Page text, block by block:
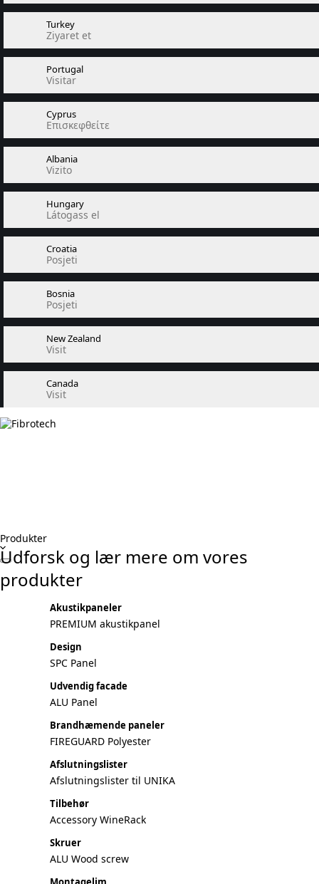
Turkey
Ziyaret et
Portugal
Visitar
Cyprus
Επισκεφθείτε
Albania
Vizito
Hungary
Látogass el
Croatia
Posjeti
Bosnia
Posjeti
New Zealand
Visit
Canada
Visit
Produkter
Udforsk og lær mere om vores
produkter
Akustikpaneler
PREMIUM akustikpanel
Design
SPC Panel
Udvendig facade
ALU Panel
Brandhæmende paneler
FIREGUARD Polyester
Afslutningslister
Afslutningslister til UNIKA
Tilbehør
Accessory WineRack
Skruer
ALU Wood screw